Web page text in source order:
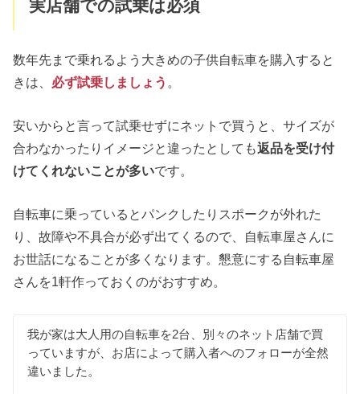
実店舗での試乗は必須
数年先まで乗れるよう大きめの子供自転車を購入すると
きは、 必ず試乗しましょう 。
安いからと言って試乗せずにネットで買うと、サイズが
合わなかったりイメージと違ったとしても返品を受け付
けてくれないことが多いです。
自転車に乗っているとパンクしたりスポークが外れた
り、故障や不具合が必ず出てくるので、自転車屋さんに
お世話になることが多くなります。懇意にする自転車屋
さんを1軒作っておくのがおすすめ。
我が家は大人用の自転車を2台、別々のネット店舗で買
っていますが、お店によって購入者へのフォローが全然
違いました。